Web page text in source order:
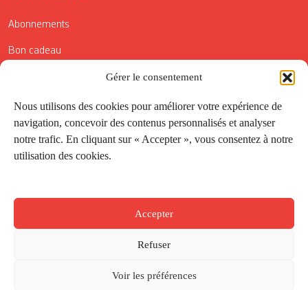
Gérer le consentement
Nous utilisons des cookies pour améliorer votre expérience de
navigation, concevoir des contenus personnalisés et analyser
notre trafic. En cliquant sur « Accepter », vous consentez à notre
utilisation des cookies.
Accepter
Refuser
Voir les préférences
Abonnements
Bon cadeau
Conditions générales de vente
Réductions de la Carte Côté Courrier
Application